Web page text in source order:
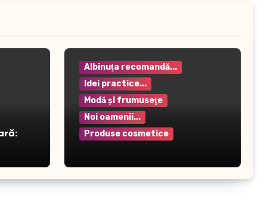
Albinuţa recomandă...
Idei practice...
Modă şi frumuseţe
Noi oamenii...
Produse cosmetice
intensivă